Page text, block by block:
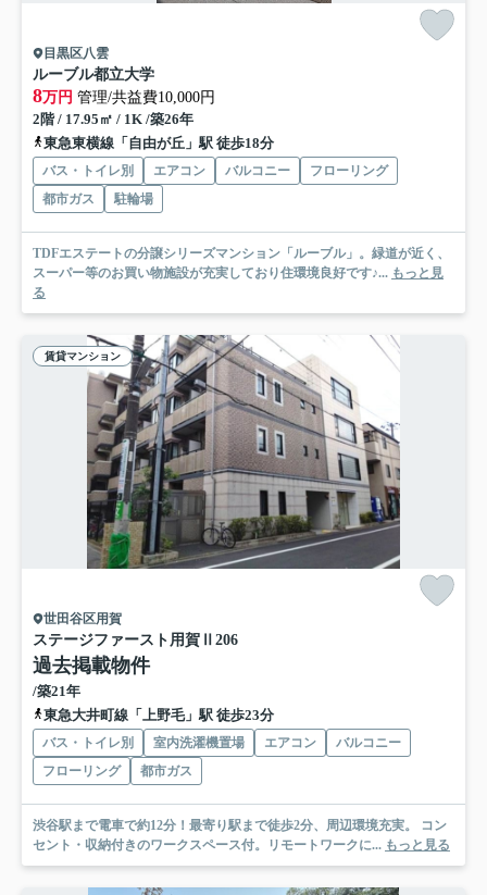
目黒区八雲
ルーブル都立大学
8万円 管理/共益費10,000円
2階 / 17.95㎡ / 1K /築26年
東急東横線「自由が丘」駅 徒歩18分
バス・トイレ別 エアコン バルコニー
フローリング
都市ガス
駐輪場
TDFエステートの分譲シリーズマンション「ルーブル」。緑道が近く、
スーパー等のお買い物施設が充実しており住環境良好です♪... もっと見
る
賃貸マンション
世田谷区用賀
ステージファースト用賀Ⅱ 206
過去掲載物件
/築21年
東急大井町線「上野毛」駅 徒歩23分
バス・トイレ別 室内洗濯機置場 エアコン
バルコニー
フローリング
都市ガス
渋谷駅まで電車で約12分！最寄り駅まで徒歩2分、周辺環境充実。 コン
セント・収納付きのワークスペース付。リモートワークに... もっと見る